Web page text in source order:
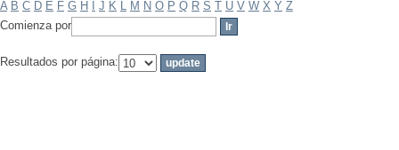
A B C D E F G H J K L M N O P Q R S T U V W X Y Z
Comienza por
Resultados por página: